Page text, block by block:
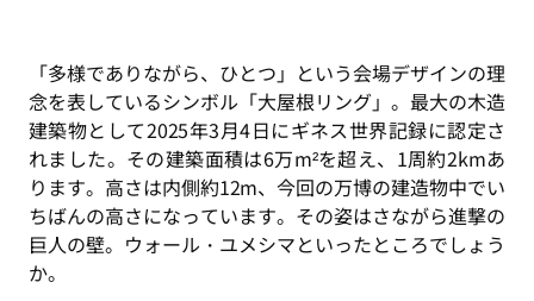
「多様でありながら、ひとつ」という会場デザインの理
念を表しているシンボル「大屋根リング」。最大の木造
建築物として2025年3月4日にギネス世界記録に認定さ
れました。その建築面積は6万m²を超え、1周約2kmあ
ります。高さは内側約12m、今回の万博の建造物中でい
ちばんの高さになっています。その姿はさながら進撃の
巨人の壁。ウォール・ユメシマといったところでしょう
か。